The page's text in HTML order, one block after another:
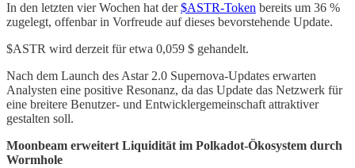
In den letzten vier Wochen hat der$ASTR-Token bereits um 36 %
zugelegt, offenbar in Vorfreude auf dieses bevorstehende Update.
$ASTR wird derzeit für etwa 0,059 $ gehandelt.
Nach dem Launch des Astar 2.0 Supernova-Updates erwarten
Analysten eine positive Resonanz, da das Update das Netzwerk für
eine breitere Benutzer- und Entwicklergemeinschaft attraktiver
gestalten soll.
Moonbeam erweitert Liquidität im Polkadot-Ökosystem durch
Wormhole